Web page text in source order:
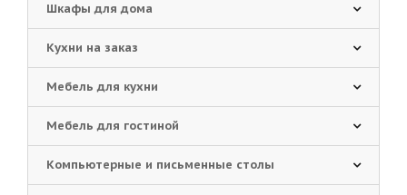
Шкафы для дома
Кухни на заказ
Мебель для кухни
Мебель для гостиной
Компьютерные и письменные столы